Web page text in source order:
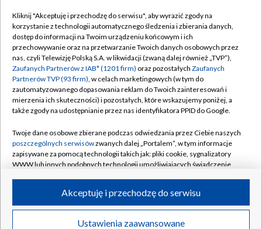
Transmisje Wideo
TVP
Abonament TVP
Sklep TVP
Biuro Reklamy
Oferta Handlowa
Emisja w TVP
Rada Programowa
Ogłoszenia przetargowe
Akademia Telewizyjna
Regulamin TVP
Polityka prywatności
Moje zgody
Biuro reklamy
Kanały
©2026 Telewizja Polska Spółka Akcyjna w likwidacji
Kliknij "Akceptuję i przechodzę do serwisu", aby wyrazić zgody na
korzystanie z technologii automatycznego śledzenia i zbierania danych,
dostęp do informacji na Twoim urządzeniu końcowym i ich
przechowywanie oraz na przetwarzanie Twoich danych osobowych przez
nas, czyli Telewizję Polską S.A. w likwidacji (zwaną dalej również „TVP”),
Zaufanych Partnerów z IAB* (1201 firm) oraz pozostałych Zaufanych
Partnerów TVP (93 firm), w celach marketingowych (w tym do
zautomatyzowanego dopasowania reklam do Twoich zainteresowań i
mierzenia ich skuteczności) i pozostałych, które wskazujemy poniżej, a
także zgody na udostępnianie przez nas identyfikatora PPID do Google.
Twoje dane osobowe zbierane podczas odwiedzania przez Ciebie naszych
poszczególnych serwisówzwanych dalej „Portalem”, w tym informacje
zapisywane za pomocą technologii takich jak: pliki cookie, sygnalizatory
WWW lub innych podobnych technologii umożliwiających świadczenie
ruchu w Internecie.
Twoje dane osobowe zbierane podczas odwiedzania przez Ciebie
Ustawienia zaawansowane
Akceptuję i przechodzę do serwisu